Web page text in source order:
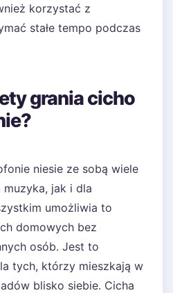
korzystać z
stałe tempo podczas
grania cicho
niesie ze sobą wiele
jak i dla
umożliwia to
domowych bez
osób. Jest to
tych, którzy mieszkają w
blisko siebie. Cicha